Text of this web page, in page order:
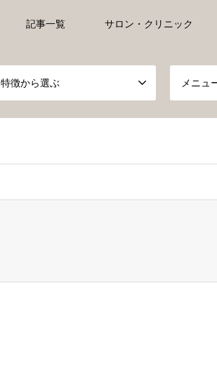
記事一覧 サロン・クリニック
特徴から選ぶ メニュ